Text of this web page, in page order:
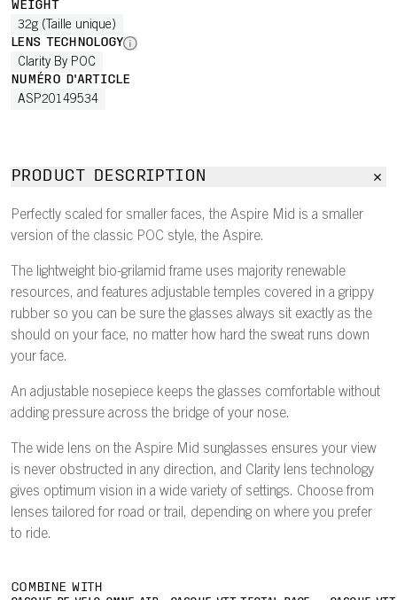
WEIGHT
32g (Taille unique)
LENS TECHNOLOGY
Clarity By POC
NUMÉRO D'ARTICLE
ASP20149534
PRODUCT DESCRIPTION
Perfectly scaled for smaller faces, the Aspire Mid is a smaller
version of the classic POC style, the Aspire.
The lightweight bio-grilamid frame uses majority renewable
resources, and features adjustable temples covered in a grippy
rubber so you can be sure the glasses always sit exactly as the
should on your face, no matter how hard the sweat runs down
your face.
An adjustable nosepiece keeps the glasses comfortable without
adding pressure across the bridge of your nose.
The wide lens on the Aspire Mid sunglasses ensures your view
is never obstructed in any direction, and Clarity lens technology
gives optimum vision in a wide variety of settings. Choose from
lenses tailored for road or trail, depending on where you prefer
to ride.
COMBINE WITH